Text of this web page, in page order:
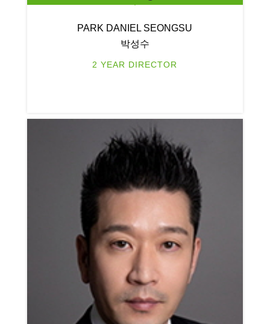
PARK DANIEL SEONGSU
박성수
2 YEAR DIRECTOR